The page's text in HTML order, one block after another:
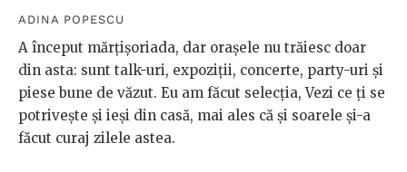
ADINA POPESCU
A început mărțișoriada, dar orașele nu trăiesc doar
din asta: sunt talk-uri, expoziții, concerte, party-uri și
piese bune de văzut. Eu am făcut selecția, Vezi ce ți se
potrivește și ieși din casă, mai ales că și soarele și-a
făcut curaj zilele astea.